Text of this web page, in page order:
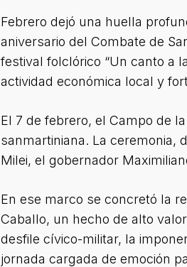
Febrero dejó una huella
aniversario del Combate de
festival folclórico “Un canto a
actividad económica local y
El 7 de febrero, el Campo de
sanmartiniana. La ceremonia,
Milei, el gobernador
En ese marco se concretó la
Caballo, un hecho de alto
desfile cívico-militar, la
jornada cargada de emoción